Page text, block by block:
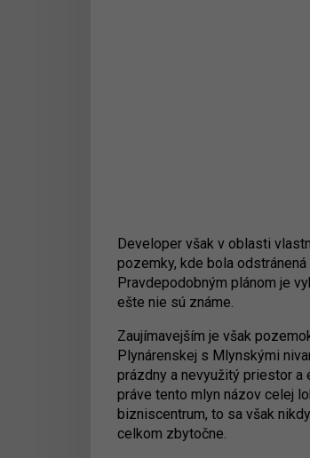
Developer však v oblasti
pozemky, kde bola
Pravdepodobným plánom je
ešte nie sú známe.
Zaujímavejším je však
Plynárenskej s Mlynskými
prázdny a nevyužitý priestor a
práve tento mlyn názov celej
bizniscentrum, to sa však
celkom zbytočne.